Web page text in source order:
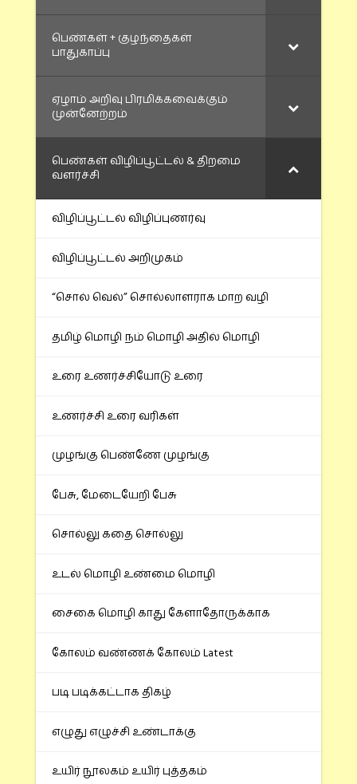
பெண்கள் + குழந்தைகள்
பாதுகாப்பு
ஏழாம் அறிவு பிரமிக்கவைக்கும்
முன்னேற்றம்
பெண்கள் விழிப்பூட்டல் & திறமை
வளர்ச்சி
விழிப்பூட்டல் விழிப்புணர்வு
விழிப்பூட்டல் அறிமுகம்
“சொல் வெல்” சொல்லாளராக மாற வழி
தமிழ் மொழி நம் மொழி அதில் மொழி
உரை உணர்ச்சியோடு உரை
உணர்ச்சி உரை வரிகள்
முழங்கு பெண்ணே முழங்கு
பேசு, மேடையேறி பேசு
சொல்லு கதை சொல்லு
உடல் மொழி உண்மை மொழி
சைகை மொழி காது கேளாதோருக்காக
கோலம் வண்ணக் கோலம் Latest
படி படிக்கட்டாக திகழ்
எழுது எழுச்சி உண்டாக்கு
உயிர் நூலகம் உயிர் புத்தகம்